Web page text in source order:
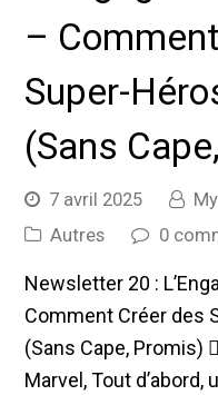
–
Super-
(Sans
7 avril 2025
Autres
0
Newsletter 20 :
Comment Créer des
(Sans Cape, Promis)
Marvel, Tout